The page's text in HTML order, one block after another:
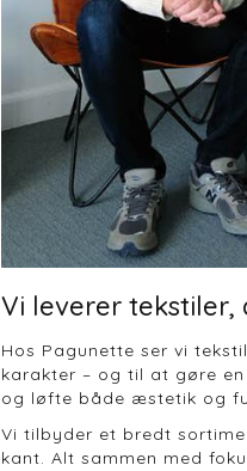
Vi leverer tekstiler,
Hos Pagunette ser vi
karakter – og til at gøre
og løfte både æstetik og
Vi tilbyder et bredt
kant. Alt sammen med